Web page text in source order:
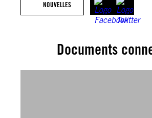
NOUVELLES
Documents